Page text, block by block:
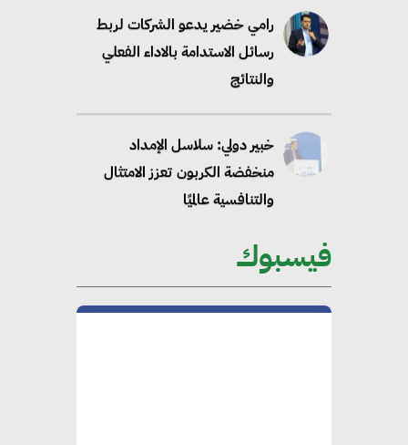
رامي خضير يدعو الشركات لربط
رسائل الاستدامة بالاداء الفعلي
والنتائج
خبير دولي: سلاسل الإمداد
منخفضة الكربون تعزز الامتثال
والتنافسية عالميًا
“وزيرة البيئة الدكتورة ياسمين
فؤاد”.. منصب رفيع يعكس المكانة
فيسبوك